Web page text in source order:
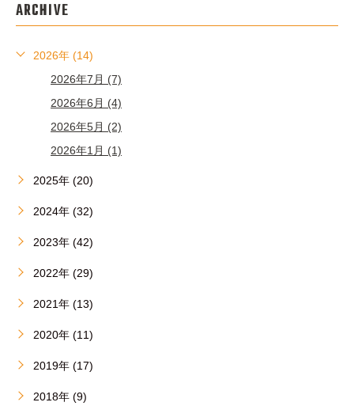
ARCHIVE
2026年 (14)
2026年7月 (7)
2026年6月 (4)
2026年5月 (2)
2026年1月 (1)
2025年 (20)
2024年 (32)
2023年 (42)
2022年 (29)
2021年 (13)
2020年 (11)
2019年 (17)
2018年 (9)